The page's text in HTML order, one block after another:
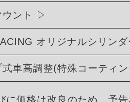
ント
オリジナルシリンダ
式車高調整(特殊コーティ
価格は改良のため、予